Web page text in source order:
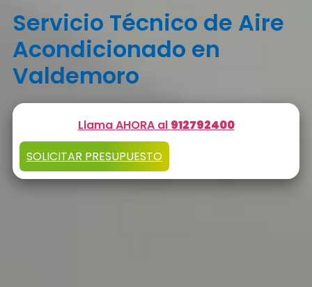
Servicio Técnico de Aire
Acondicionado en
Valdemoro
Llama AHORA al 912792400
SOLICITAR PRESUPUESTO